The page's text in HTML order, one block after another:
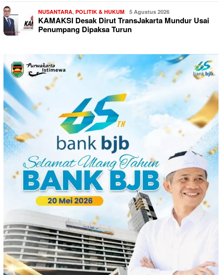
NUSANTARA, POLITIK & HUKUM 5 Agustus 2026
KAMAKSI Desak Dirut TransJakarta Mundur Usai
Penumpang Dipaksa Turun